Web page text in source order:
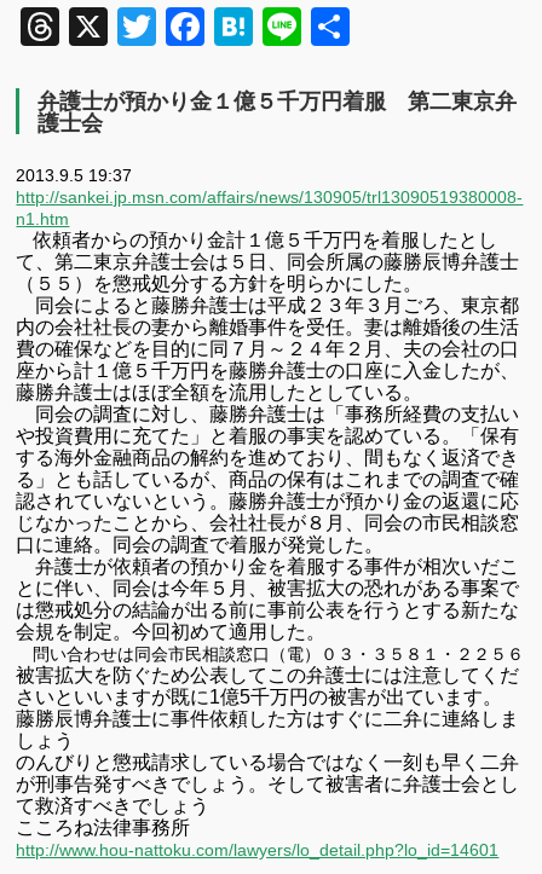
Threads
X TwitterFacebook
Hatena
Line
弁護士が預かり金１億５千万円着服 第二東京弁
護士会
2013.9.5 19:37
http://sankei.jp.msn.com/affairs/news/130905/trl13090519380008-
n1.htm
依頼者からの預かり金計１億５千万円を着服したとし
て、第二東京弁護士会は５日、同会所属の藤勝辰博弁護士
（５５）を懲戒処分する方針を明らかにした。
同会によると藤勝弁護士は平成２３年３月ごろ、東京都
内の会社社長の妻から離婚事件を受任。妻は離婚後の生活
費の確保などを目的に同７月～２４年２月、夫の会社の口
座から計１億５千万円を藤勝弁護士の口座に入金したが、
藤勝弁護士はほぼ全額を流用したとしている。
同会の調査に対し、藤勝弁護士は「事務所経費の支払い
や投資費用に充てた」と着服の事実を認めている。「保有
する海外金融商品の解約を進めており、間もなく返済でき
る」とも話しているが、商品の保有はこれまでの調査で確
認されていないという。藤勝弁護士が預かり金の返還に応
じなかったことから、会社社長が８月、同会の市民相談窓
口に連絡。同会の調査で着服が発覚した。
弁護士が依頼者の預かり金を着服する事件が相次いだこ
とに伴い、同会は今年５月、被害拡大の恐れがある事案で
は懲戒処分の結論が出る前に事前公表を行うとする新たな
会規を制定。今回初めて適用した。
問い合わせは同会市民相談窓口（電）０３・３５８１・２２５６
被害拡大を防ぐため公表してこの弁護士には注意してくだ
さいといいますが既に1億5千万円の被害が出ています。
藤勝辰博弁護士に事件依頼した方はすぐに二弁に連絡しま
しょう
のんびりと懲戒請求している場合ではなく一刻も早く二弁
が刑事告発すべきでしょう。 そして被害者に弁護士会とし
て救済すべきでしょう
こころね法律事務所
http://www.hou-nattoku.com/lawyers/lo_detail.php?lo_id=14601